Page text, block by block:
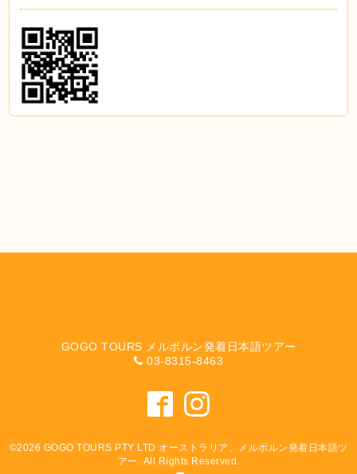
GOGO TOURS メルボルン発着日本語ツアー
03-8315-8463
©2026 GOGO TOURS PTY LTD オーストラリア、メルボルン発着日本語ツ
アー . All Rights Reserved.